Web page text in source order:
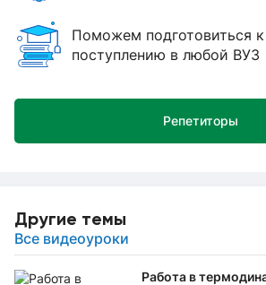
Другие темы
Все видеоуроки
Работа в
Поможем подготовиться к
поступлению в любой ВУЗ
Репетиторы